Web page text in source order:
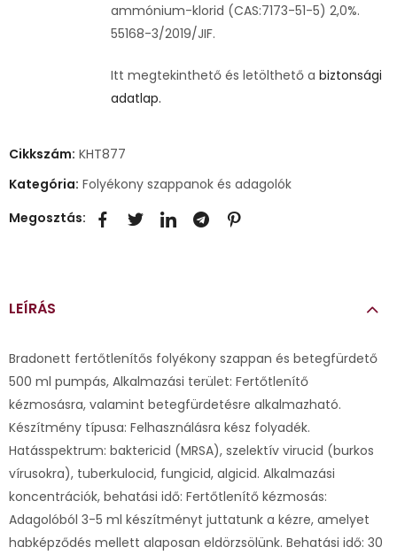
ammónium-klorid (CAS:7173-51-5) 2,0%.
55168-3/2019/JIF.
Itt megtekinthető és letölthető a biztonsági
adatlap.
Cikkszám: KHT877
Kategória: Folyékony szappanok és adagolók
Megosztás:
LEÍRÁS
Bradonett fertőtlenítős folyékony szappan és betegfürdető
500 ml pumpás, Alkalmazási terület: Fertőtlenítő
kézmosásra, valamint betegfürdetésre alkalmazható.
Készítmény típusa: Felhasználásra kész folyadék.
Hatásspektrum: baktericid (MRSA), szelektív virucid (burkos
vírusokra), tuberkulocid, fungicid, algicid. Alkalmazási
koncentrációk, behatási idő: Fertőtlenítő kézmosás:
Adagolóból 3-5 ml készítményt juttatunk a kézre, amelyet
habképződés mellett alaposan eldörzsölünk. Behatási idő: 30